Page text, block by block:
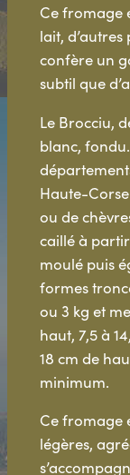
Ce fromage
lait,
confère un
subtil que
Le Brocciu,
blanc,
Haute-
ou de
caillé à
moulé puis
formes
ou 3 kg et
haut, 7,5 à
18 cm de
minimum.
Ce fromage
légères,